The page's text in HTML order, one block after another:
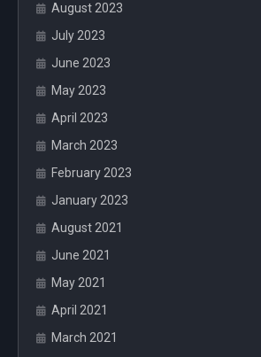
August 2023
July 2023
June 2023
May 2023
April 2023
March 2023
February 2023
January 2023
August 2021
June 2021
May 2021
April 2021
March 2021